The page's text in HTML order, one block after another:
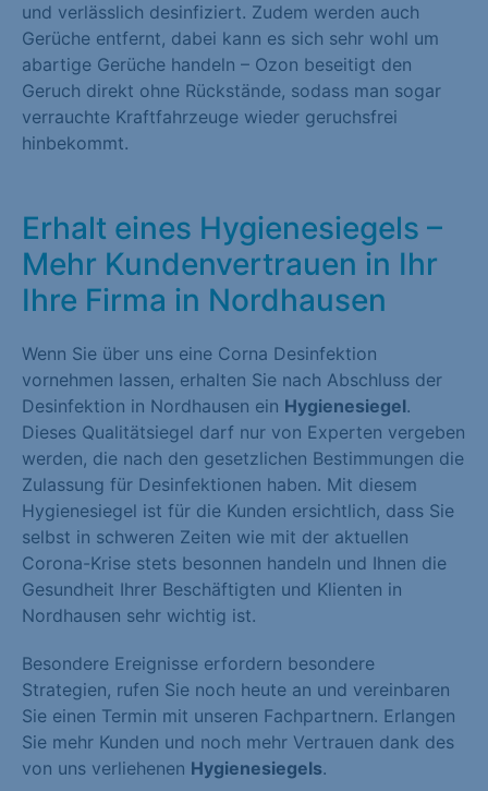
und verlässlich desinfiziert. Zudem werden auch
Gerüche entfernt, dabei kann es sich sehr wohl um
abartige Gerüche handeln – Ozon beseitigt den
Geruch direkt ohne Rückstände, sodass man sogar
verrauchte Kraftfahrzeuge wieder geruchsfrei
hinbekommt.
Erhalt eines Hygienesiegels –
Mehr Kundenvertrauen in Ihr
Ihre Firma in Nordhausen
Wenn Sie über uns eine Corna Desinfektion
vornehmen lassen, erhalten Sie nach Abschluss der
Desinfektion in Nordhausen ein Hygienesiegel.
Dieses Qualitätsiegel darf nur von Experten vergeben
werden, die nach den gesetzlichen Bestimmungen die
Zulassung für Desinfektionen haben. Mit diesem
Hygienesiegel ist für die Kunden ersichtlich, dass Sie
selbst in schweren Zeiten wie mit der aktuellen
Corona-Krise stets besonnen handeln und Ihnen die
Gesundheit Ihrer Beschäftigten und Klienten in
Nordhausen sehr wichtig ist.
Besondere Ereignisse erfordern besondere
Strategien, rufen Sie noch heute an und vereinbaren
Sie einen Termin mit unseren Fachpartnern. Erlangen
Sie mehr Kunden und noch mehr Vertrauen dank des
von uns verliehenen Hygienesiegels.
Datenschutzerklärung Impressum